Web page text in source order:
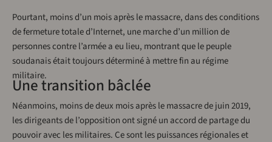
Pourtant, moins d’un mois après le massacre, dans des conditions
de fermeture totale d’Internet, une marche d’un million de
personnes contre l’armée a eu lieu, montrant que le peuple
soudanais était toujours déterminé à mettre fin au régime
militaire.
Une transition bâclée
Néanmoins, moins de deux mois après le massacre de juin 2019,
les dirigeants de l’opposition ont signé un accord de partage du
pouvoir avec les militaires. Ce sont les puissances régionales et